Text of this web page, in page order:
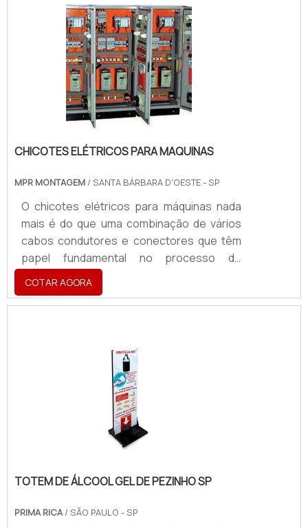
deve ser realizado com ótima qualidade,
para não comprometer a visualização do
conteúdo. Caso a impressão não seja bem
feita, as letras e figuras podem sair
borradas, dificultando a leitura e a intenção
CHICOTES ELÉTRICOS PARA MAQUINAS
MPR MONTAGEM / SANTA BÁRBARA D'OESTE - SP
O chicotes elétricos para máquinas nada
mais é do que uma combinação de vários
cabos condutores e conectores que têm
papel fundamental no processo de
gerenciamento de energia elétrica na
indústria. Os chicotes também são
fundamentais para a transferência de
máquinas e equipamentos.Informações
importantes dos chicotes elétricosÉ
importante ressaltar que os chicotes
elétricos demandam ótima experiência nas
COTAR AGORA
TOTEM DE ÁLCOOL GEL DE PEZINHO SP
PRIMA RICA/ SÃO PAULO - SP